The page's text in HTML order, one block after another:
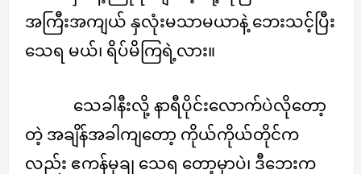
အကြီးအကျယ် နှလုံးမသာမယာနဲ့ ဘေးသင့်ပြီး
သေရ မယ်၊ ရိပ်မိကြရဲ့လား။
သေခါနီးလို့ နာရီပိုင်းလောက်ပဲလိုတော့
တဲ့ အချိန်အခါကျတော့ ကိုယ်ကိုယ်တိုင်က
လည်း ဧကန်မုချ သေရ တော့မှာပဲ၊ ဒီဘေးက